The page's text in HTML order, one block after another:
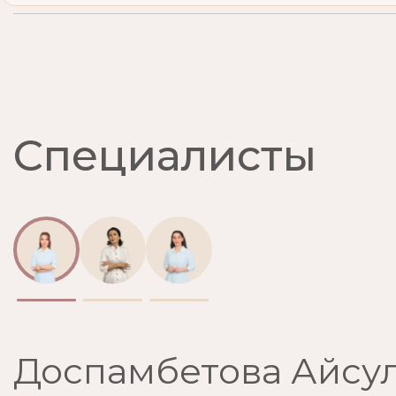
Специалисты
Доспамбетова